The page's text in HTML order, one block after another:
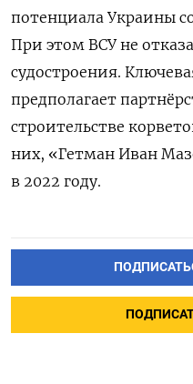
потенциала Украины
При этом ВСУ не
судостроения.
предполагает
строительстве
них, «Гетман Иван
в 2022 году.